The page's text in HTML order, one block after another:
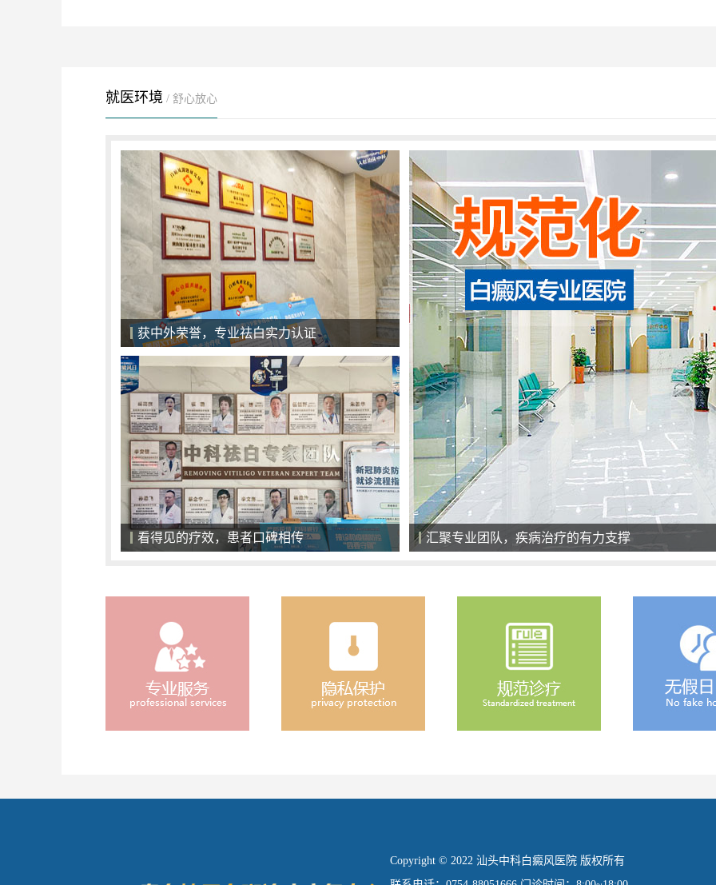
就医环境 / 舒心放心
一对一面诊，精准化治疗
一对一面诊，精准化治疗 全天候导医服务，细心、耐心、责任心
Copyright © 2022 汕头中科白癜风医院 版权所有